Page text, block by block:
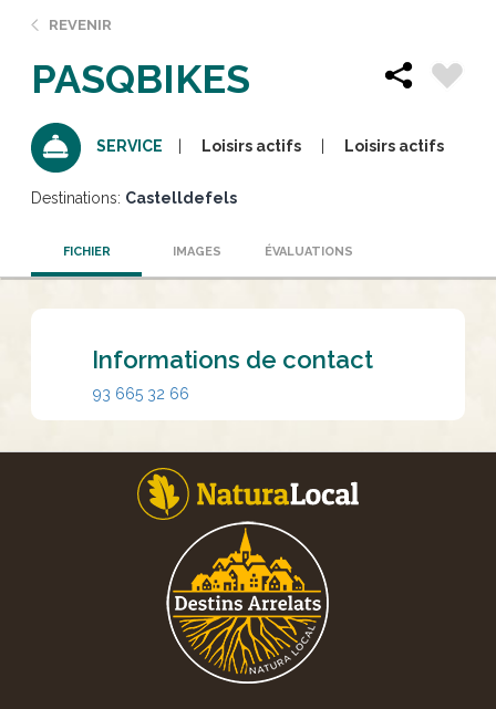
REVENIR
PASQBIKES
SERVICE Loisirs actifs Loisirs actifs
Destinations: Castelldefels
FICHIER IMAGES ÉVALUATIONS
Informations de contact
93 665 32 66